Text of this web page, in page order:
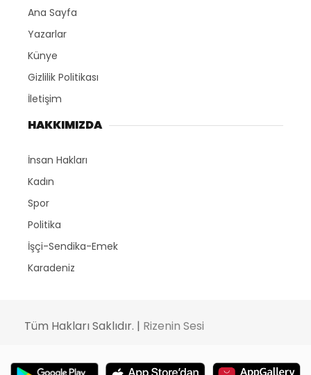
Ana Sayfa
Yazarlar
Künye
Gizlilik Politikası
İletişim
HAKKIMIZDA
İnsan Hakları
Kadın
Spor
Politika
İşçi-Sendika-Emek
Karadeniz
Tüm Hakları Saklıdır. | Rizenin Sesi